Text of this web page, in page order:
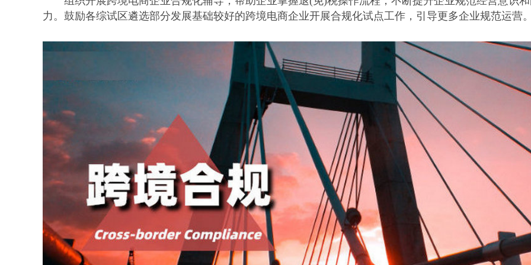
力。鼓励各综试区遴选部分发展基础较好的跨境电商企业开展合规化试点工作，引导更多企业规范运营